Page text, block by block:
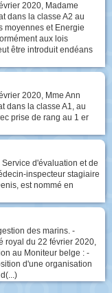
2020, Madame
dans la classe A2 au
moyennes et Energie
aux lois
être introduit endéans
2020, Mme Ann
dans la classe A1, au
prise de rang au 1 er
d'évaluation et de
inspecteur stagiaire
est nommé en
des marins. -
royal du 22 février 2020,
au Moniteur belge : -
d'une organisation